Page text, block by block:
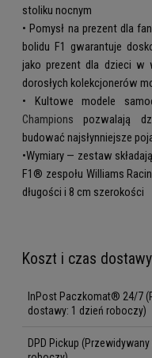
stoliku nocnym
• Pomysł na prezent dla
bolidu F1 gwarantuje
jako prezent dla dzieci w
dorosłych kolekcjonerów
• Kultowe modele
Champions pozwalają
budować najsłynniejsze
•Wymiary — zestaw
F1® zespołu Williams
długości i 8 cm szerokości
Koszt i czas dostawy
Cena nie zawiera
InPost Paczkomat® 24/7
dostawy: 1 dzień roboczy)
DPD Pickup